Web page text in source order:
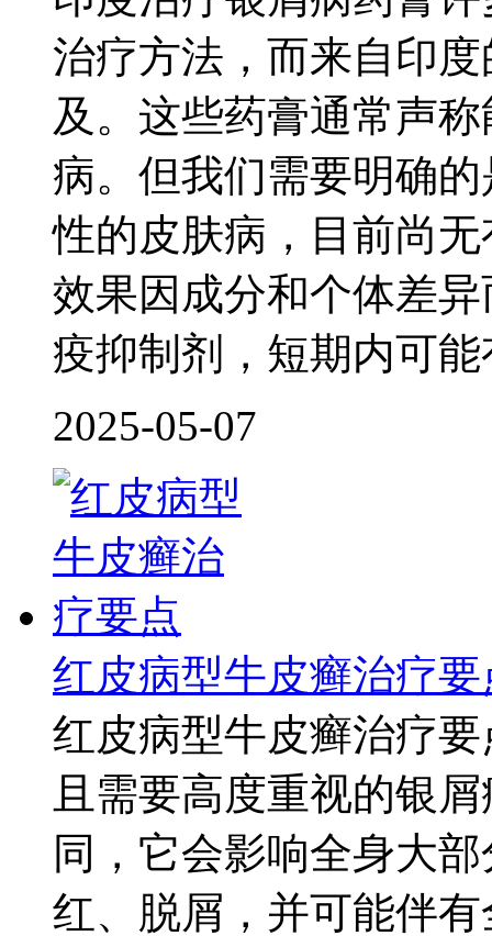
治疗方法，而来自印
及。这些药膏通常声
病。但我们需要明确
性的皮肤病，目前尚
效果因成分和个体差
疫抑制剂，短期内可
2025-05-07
红皮病型牛皮癣治疗要
红皮病型牛皮癣治疗
且需要高度重视的银
同，它会影响全身大
红、脱屑，并可能伴